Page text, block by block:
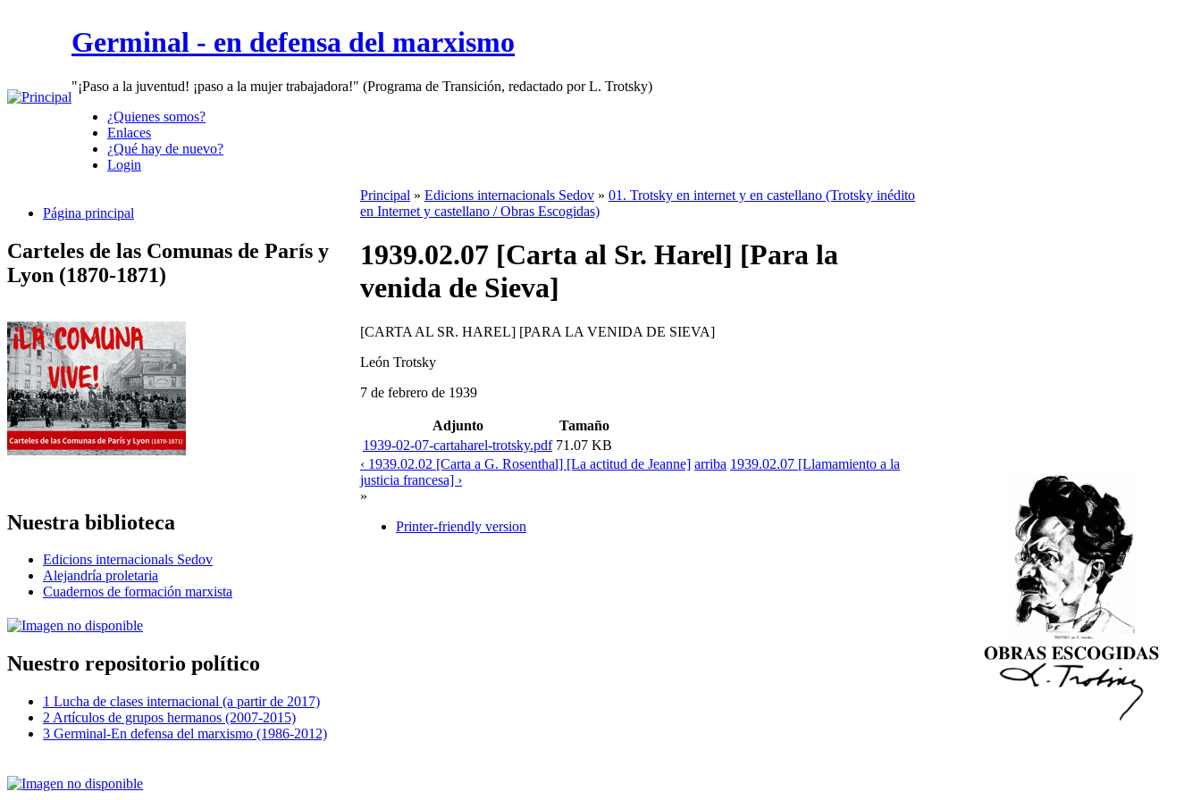
Germinal - en defensa del marxismo
"¡Paso a la juventud! ¡paso a la mujer trabajadora!" (Programa de Transición, redactado por L. Trotsky)
¿Quienes somos?
Enlaces
¿Qué hay de nuevo?
Login
Página principal
Carteles de las Comunas de París y
Lyon (1870-1871)
Nuestra biblioteca
Edicions internacionals Sedov
Alejandría proletaria
Cuadernos de formación marxista
Nuestro repositorio político
1 Lucha de clases internacional (a partir de 2017)
2 Artículos de grupos hermanos (2007-2015)
3 Germinal-En defensa del marxismo (1986-2012)
Principal » Edicions internacionals Sedov » 01. Trotsky en internet y en castellano (Trotsky inédito
en Internet y castellano / Obras Escogidas)
1939.02.07 [Carta al Sr. Harel] [Para la
venida de Sieva]
[CARTA AL SR. HAREL] [PARA LA VENIDA DE SIEVA]
León Trotsky
7 de febrero de 1939
Adjunto
Tamaño
1939-02-07-cartaharel-trotsky.pdf 71.07 KB
‹ 1939.02.02 [Carta a G. Rosenthal] [La actitud de Jeanne] arriba 1939.02.07 [Llamamiento a la
justicia francesa] ›
»
Printer-friendly version